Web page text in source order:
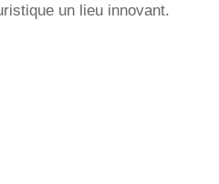
un lieu innovant.